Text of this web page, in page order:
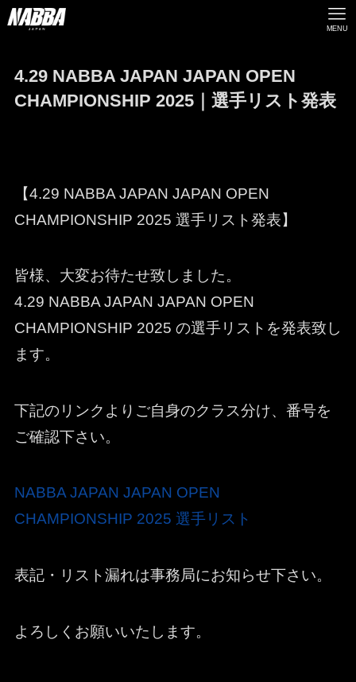
MENU
4.29 NABBA JAPAN JAPAN OPEN
CHAMPIONSHIP 2025｜選手リスト発表
【4.29 NABBA JAPAN JAPAN OPEN
CHAMPIONSHIP 2025 選手リスト発表】
皆様、大変お待たせ致しました。
4.29 NABBA JAPAN JAPAN OPEN
CHAMPIONSHIP 2025 の選手リストを発表致し
ます。
下記のリンクよりご自身のクラス分け、番号を
ご確認下さい。
NABBA JAPAN JAPAN OPEN
CHAMPIONSHIP 2025 選手リスト
表記・リスト漏れは事務局にお知らせ下さい。
よろしくお願いいたします。